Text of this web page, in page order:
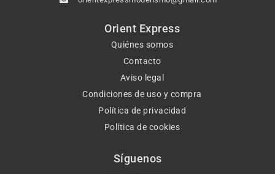
Orient Express
Quiénes somos
Contacto
Aviso legal
Condiciones de uso y compra
Política de privacidad
Política de cookies
Síguenos